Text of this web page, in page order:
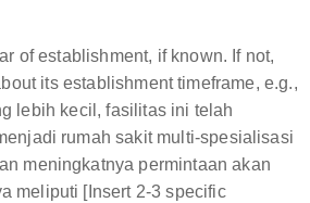
of establishment, if known. If not,
its establishment timeframe, e.g.,
lebih kecil, fasilitas ini telah
rumah sakit multi-spesialisasi
meningkatnya permintaan akan
meliputi [Insert 2-3 specific